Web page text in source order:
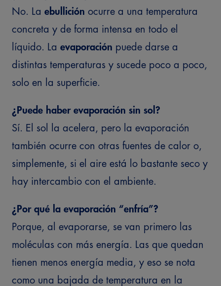
No. La ebullición ocurre a una temperatura
concreta y de forma intensa en todo el
líquido. La evaporación puede darse a
distintas temperaturas y sucede poco a poco,
solo en la superficie.
¿Puede haber evaporación sin sol?
Sí. El sol la acelera, pero la evaporación
también ocurre con otras fuentes de calor o,
simplemente, si el aire está lo bastante seco y
hay intercambio con el ambiente.
¿Por qué la evaporación “enfría”?
Porque, al evaporarse, se van primero las
moléculas con más energía. Las que quedan
tienen menos energía media, y eso se nota
como una bajada de temperatura en la